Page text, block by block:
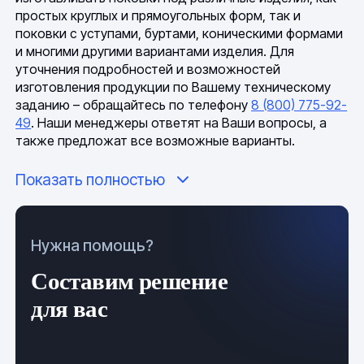
простых круглых и прямоугольных форм, так и
поковки с уступами, буртами, коническими формами
и многими другими вариантами изделия. Для
уточнения подробностей и возможностей
изготовления продукции по Вашему техническому
заданию – обращайтесь по телефону8 (800) 775-92-
49. Наши менеджеры ответят на Ваши вопросы, а
также предложат все возможные варианты.
осуществляется резка проката в соответствии с
нужными размерами и конфигурацией заготовки;
Показать полностью
Нужна помощь?
Составим решение
для вас